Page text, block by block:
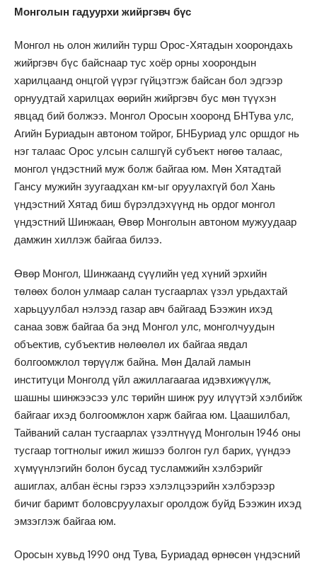
Монголын гадуурхи жийргэвч бүс
Монгол нь олон жилийн турш Орос-Хятадын хоорондахь
жийргэвч бүс байснаар тус хоёр орны хоорондын
харилцаанд онцгой үүрэг гүйцэтгэж байсан бол эдгээр
орнуудтай харилцах өөрийн жийргэвч бус мөн түүхэн
явцад бий болжээ. Монгол Оросын хооронд БНТува улс,
Агийн Буриадын автоном тойрог, БHБуриад улс оршдог нь
нэг талаас Орос улсын салшгүй субъект нөгөө талаас,
монгол үндэстний муж болж байгаа юм. Мөн Хятадтай
Гансу мужийн зуугаадхан км-ыг оруулахгүй бол Хань
үндэстний Хятад биш бүрэлдэхүүнд нь ордог монгол
үндэстний Шинжаан, Өвөр Монголын автоном мужуудаар
дамжин хиллэж байгаа билээ.
Өвөр Монгол, Шинжаанд сүүлийн үед хүний эрхийн
төлөөх болон улмаар салан тусгаарлах үзэл урьдахтай
харьцуулбал нэлээд газар авч байгаад Бээжин ихэд
санаа зовж байгаа ба энд Монгол улс, монголчуудын
объектив, субъектив нөлөөлөл их байгаа явдал
болгоомжлол төрүүлж байна. Мөн Далай ламын
институци Монголд үйл ажиллагаагаа идэвхижүүлж,
шашны шинжээсээ улс төрийн шинж руу илүүтэй хэлбийж
байгааг ихэд болгоомжлон харж байгаа юм. Цаашилбал,
Тайваний салан тусгаарлах үзэлтнүүд Монголын 1946 оны
тусгаар тогтнолыг ижил жишээ болгон гул барих, үүндээ
хүмүүнлэгийн болон бусад тусламжийн хэлбэрийг
ашиглах, албан ёсны гэрээ хэлэлцээрийн хэлбэрээр
бичиг баримт боловсруулахыг оролдож буйд Бээжин ихэд
эмзэглэж байгаа юм.
Оросын хувьд 1990 онд Тува, Буриадад өрнөсөн үндэсний